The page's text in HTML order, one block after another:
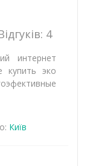
4
интернет
купить эко
Київ